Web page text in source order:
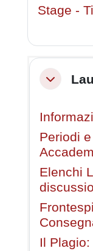
Stage -
Minimizza
Periodi
Elenchi
Il